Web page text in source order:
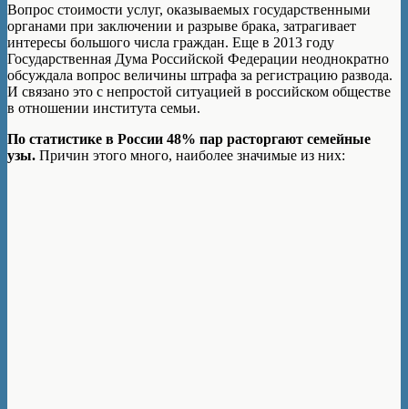
Вопрос стоимости услуг, оказываемых государственными
органами при заключении и разрыве брака, затрагивает
интересы большого числа граждан. Еще в 2013 году
Государственная Дума Российской Федерации неоднократно
обсуждала вопрос величины штрафа за регистрацию развода.
И связано это с непростой ситуацией в российском обществе
в отношении института семьи.
По статистике в России 48% пар расторгают семейные
узы. Причин этого много, наиболее значимые из них: